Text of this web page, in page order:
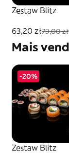
Zestaw Blitz
63,20 zł79,00 zł
Mais
-20%
Zestaw Blitz